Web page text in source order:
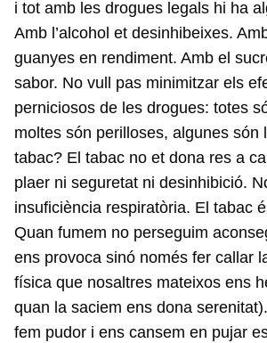
i tot amb les drogues legals hi ha
Amb l’alcohol et desinhibeixes.
guanyes en rendiment. Amb el
sabor. No vull pas minimitzar els
perniciosos de les drogues: totes
moltes són perilloses, algunes són
tabac? El tabac no et dona res a
plaer ni seguretat ni desinhibició.
insuficiència respiratòria. El tabac
Quan fumem no perseguim
ens provoca sinó només fer callar
física que nosaltres mateixos ens
quan la saciem ens dona
fem pudor i ens cansem en pujar